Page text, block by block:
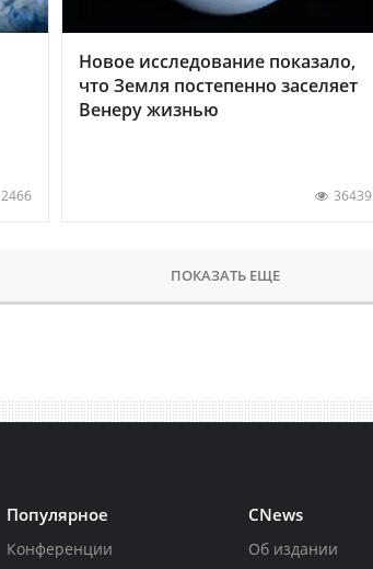
2466
Новое исследование показало,
что Земля постепенно заселяет
Венеру жизнью
36439
ПОКАЗАТЬ ЕЩЕ
Популярное
Конференции
CNews
Об издании